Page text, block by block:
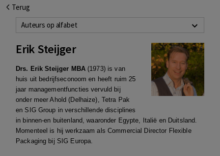
Terug
Auteurs op alfabet
Erik Steijger
Drs. Erik Steijger MBA(1973) is van
huis uit bedrijfseconoom en heeft ruim 25
jaar managementfuncties vervuld bij
onder meer Ahold (Delhaize), Tetra Pak
en SIG Group in verschillende disciplines
in binnen-en buitenland, waaronder Egypte, Italië en Duitsland.
Momenteel is hij werkzaam als Commercial Director Flexible
Packaging bij SIG Europa.